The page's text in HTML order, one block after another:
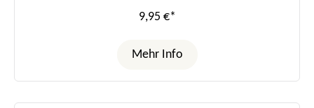
9,95 €*
Mehr Info